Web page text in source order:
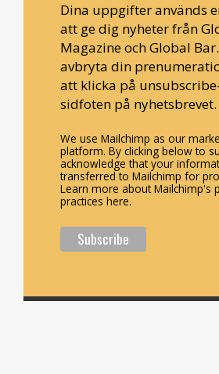
Dina uppgifter används
att ge dig nyheter från
Magazine och Global
avbryta din
att klicka på
sidfoten på nyhetsbrevet.
We use Mailchimp as our
platform. By clicking below to
acknowledge that your
transferred to Mailchimp for
Learn more about Mailchimp's
practices here.